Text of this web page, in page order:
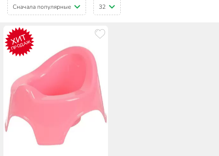
Сначала популярные 32
ХИТ
ПРОДАЖ